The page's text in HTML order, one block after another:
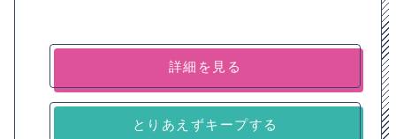
詳細を見る
とりあえずキープする